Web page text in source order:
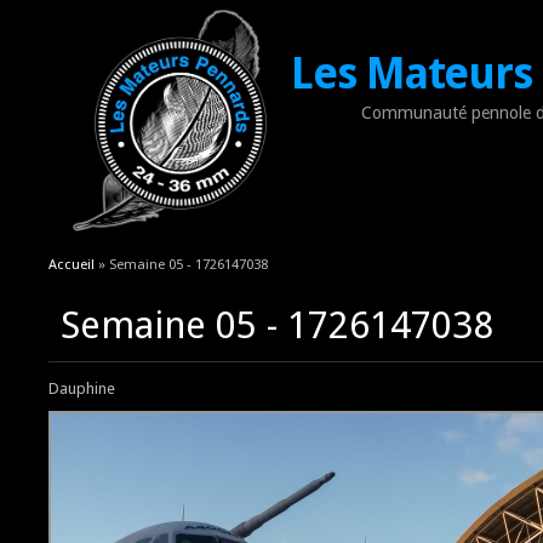
Les
Communauté pennole
Vous êtes ici
Accueil » Semaine 05 - 1726147038
Semaine 05 - 1726147038
Dauphine